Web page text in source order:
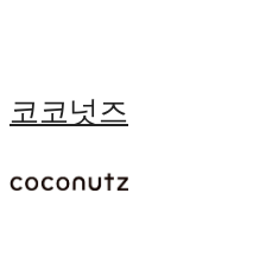
코코넛즈